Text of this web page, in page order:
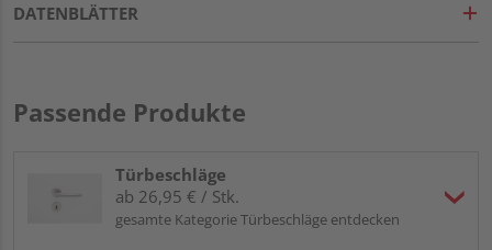
DATENBLÄTTER
Passende Produkte
Türbeschläge
ab 26,95 € / Stk.
gesamte Kategorie Türbeschläge entdecken